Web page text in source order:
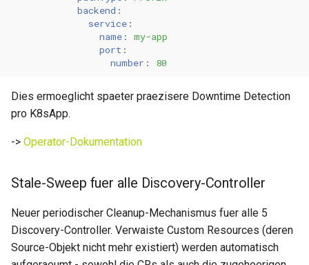
0.11.10
0.11.6
backend :
service :
name :
my-app
port :
number : 80
Dies ermoeglicht spaeter praezisere Downtime Detection
pro K8sApp.
-> Operator-Dokumentation
Stale-Sweep fuer alle Discovery-Controller
Neuer periodischer Cleanup-Mechanismus fuer alle 5
Discovery-Controller. Verwaiste Custom Resources (deren
Source-Objekt nicht mehr existiert) werden automatisch